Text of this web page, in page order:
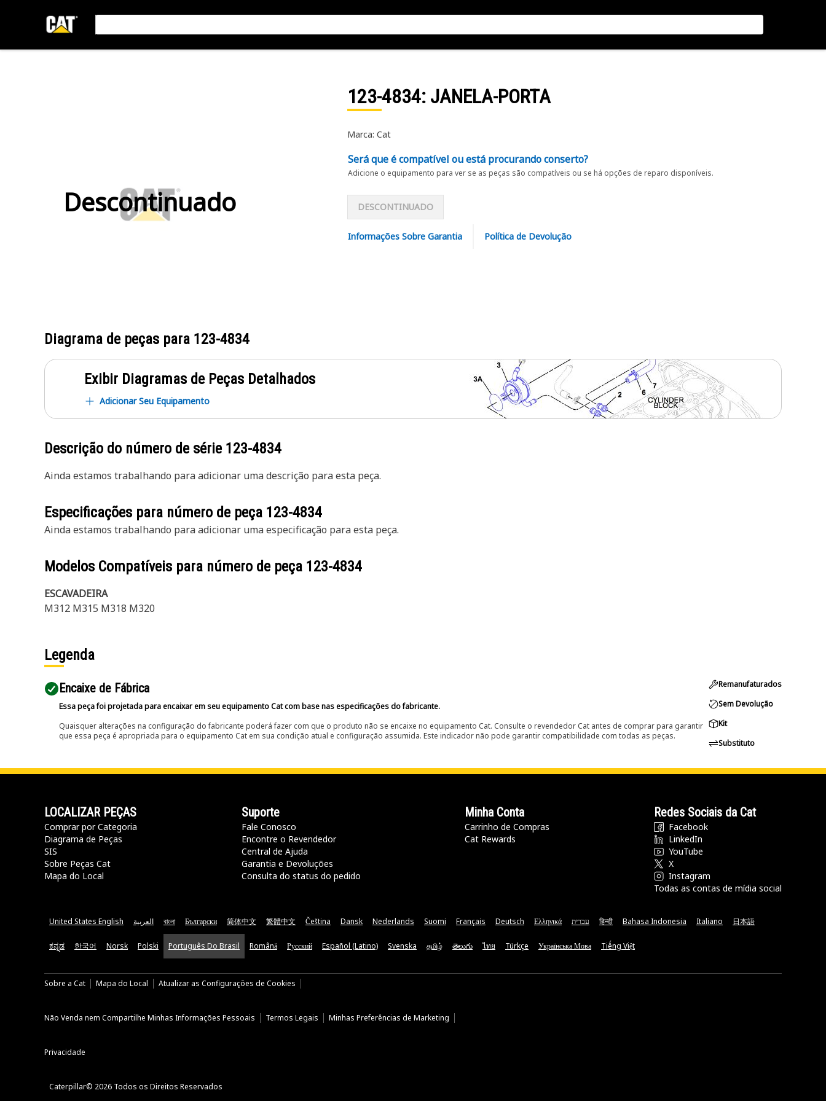
Descontinuado
123-4834: JANELA-PORTA
Marca: Cat
Será que é compatível ou está procurando conserto?
Adicione o equipamento para ver se as peças são compatíveis ou se há opções de reparo disponíveis.
DESCONTINUADO
Informações Sobre Garantia Política de Devolução
Diagrama de peças para 123-4834
Exibir Diagramas de Peças Detalhados
Adicionar Seu Equipamento
Descrição do número de série 123-4834
Ainda estamos trabalhando para adicionar uma descrição para esta peça.
Especificações para número de peça 123-4834
Ainda estamos trabalhando para adicionar uma especificação para esta peça.
Modelos Compatíveis para número de peça 123-4834
ESCAVADEIRA
M312 M315 M318 M320
Legenda
Encaixe de Fábrica
Essa peça foi projetada para encaixar em seu equipamento Cat com base nas especificações do fabricante.
Quaisquer alterações na configuração do fabricante poderá fazer com que o produto não se encaixe no equipamento Cat. Consulte o revendedor Cat antes de comprar para garantir
que essa peça é apropriada para o equipamento Cat em sua condição atual e configuração assumida. Este indicador não pode garantir compatibilidade com todas as peças.
Remanufaturados
Sem Devolução
Kit
Substituto
LOCALIZAR PEÇAS
Comprar por Categoria
Diagrama de Peças
SIS
Sobre Peças Cat
Mapa do Local
Suporte
Fale Conosco
Encontre o Revendedor
Central de Ajuda
Garantia e Devoluções
Consulta do status do pedido
Minha Conta
Carrinho de Compras
Cat Rewards
Redes Sociais da Cat
Facebook
LinkedIn
YouTube
X
Instagram
Todas as contas de mídia social
United States English العربية বাংলা Български 简体中文 繁體中文 Čeština Dansk Nederlands Suomi Français Deutsch Ελληνικά עברית हिन्दी Bahasa Indonesia Italiano 日本語
ಕನ್ನಡ 한국어 Norsk Polski Português Do Brasil Română Русский Español (Latino) Svenska தமிழ் తెలుగు ไทย Türkçe Українська Мова Tiếng Việt
Sobre a Cat Mapa do Local Atualizar as Configurações de Cookies
Não Venda nem Compartilhe Minhas Informações Pessoais Termos Legais Minhas Preferências de Marketing
Privacidade
Caterpillar© 2026 Todos os Direitos Reservados